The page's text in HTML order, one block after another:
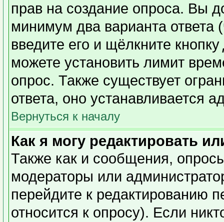
прав на создание опроса. Вы
минимум два варианта ответа
введите его и щёлкните кнопку
можете установить лимит
опрос. Также существует
ответа, оно устанавливается
Вернуться к началу
Как я могу редактировать
Также как и сообщения,
модераторы или
перейдите к редактированию
относится к опросу). Если